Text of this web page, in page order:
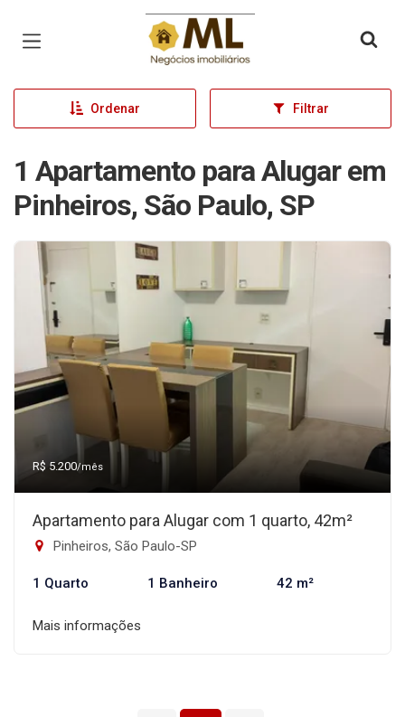
Página inicial
Ordenar Filtrar
1 Apartamento para Alugar em
Pinheiros, São Paulo, SP
R$ 5.200/mês
Apartamento para Alugar com 1 quarto, 42m²
Pinheiros, São Paulo-SP
1 Quarto 1 Banheiro 42 m²
Mais informações